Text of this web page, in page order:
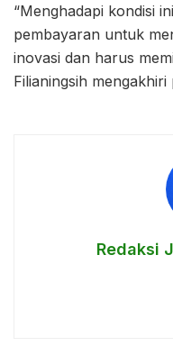
“Menghadapi kondisi
pembayaran untuk
inovasi dan harus
Filianingsih
Redaksi